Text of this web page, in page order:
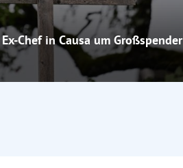
Chef in Causa um Großspender